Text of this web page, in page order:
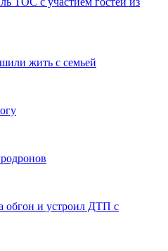
жить с семьей
обгон и устроил ДТП с